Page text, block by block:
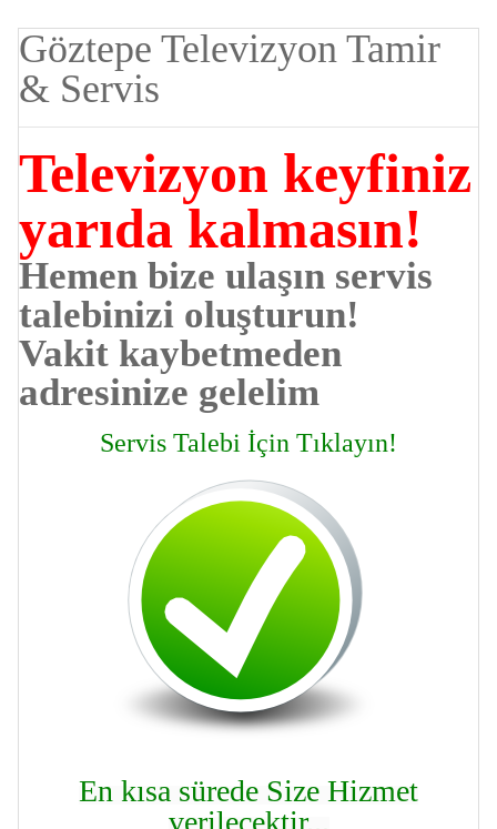
Göztepe Televizyon Tamir
& Servis
Televizyon keyfiniz
yarıda kalmasın!
Hemen bize ulaşın servis
talebinizi oluşturun!
Vakit kaybetmeden
adresinize gelelim
Servis Talebi İçin Tıklayın!
En kısa sürede Size Hizmet
verilecektir...